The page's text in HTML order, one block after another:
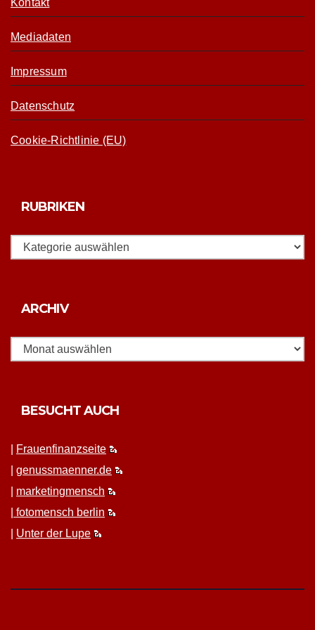
Kontakt
Mediadaten
Impressum
Datenschutz
Cookie-Richtlinie (EU)
RUBRIKEN
Rubriken
ARCHIV
BESUCHT AUCH
Frauen­fi­nanz­seite
genussmaenner.de
mar­ket­ing­men­sch
fotomen­sch berlin
Unter der Lupe